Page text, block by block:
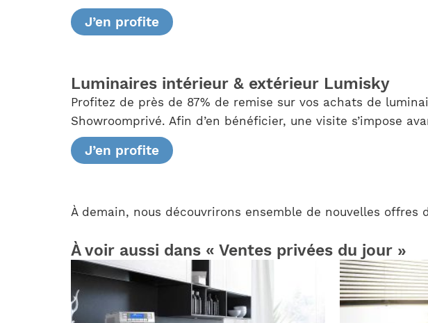
J’en profite
Luminaires intérieur & extérieur Lumisky
Profitez de près de 87% de remise sur vos achats de
Showroomprivé. Afin d’en bénéficier, une visite s’impose
J’en profite
À demain, nous découvrirons ensemble de nouvelles
À voir aussi dans « Ventes privées du jour »